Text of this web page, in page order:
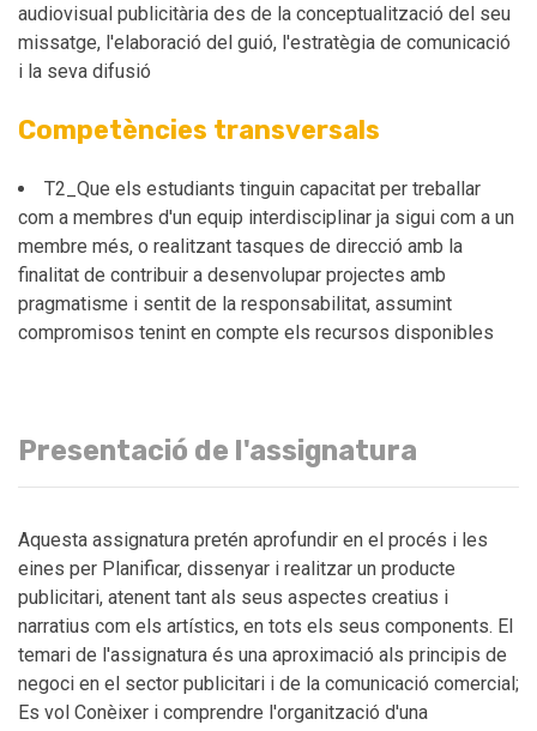
audiovisual publicitària des de la conceptualització del seu
missatge, l'elaboració del guió, l'estratègia de comunicació
i la seva difusió
Competències transversals
T2_Que els estudiants tinguin capacitat per treballar
com a membres d'un equip interdisciplinar ja sigui com a un
membre més, o realitzant tasques de direcció amb la
finalitat de contribuir a desenvolupar projectes amb
pragmatisme i sentit de la responsabilitat, assumint
compromisos tenint en compte els recursos disponibles
Presentació de l'assignatura
Aquesta assignatura pretén aprofundir en el procés i les
eines per Planificar, dissenyar i realitzar un producte
publicitari, atenent tant als seus aspectes creatius i
narratius com els artístics, en tots els seus components. El
temari de l'assignatura és una aproximació als principis de
negoci en el sector publicitari i de la comunicació comercial;
Es vol Conèixer i comprendre l'organització d'una